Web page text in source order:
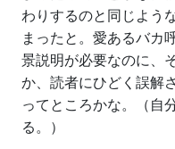
わりするのと同じよう
まったと。愛あるバカ
景説明が必要なのに、
か、読者にひどく誤解
ってところかな。（自
る。）